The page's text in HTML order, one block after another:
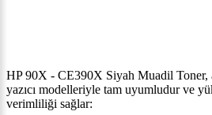
HP 90X - CE390X Siyah Muadil Toner,
yazıcı modelleriyle tam uyumludur ve
verimliliği sağlar: